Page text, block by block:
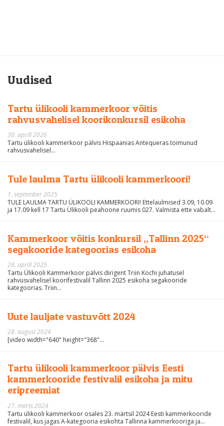
Uudised
Tartu ülikooli kammerkoor võitis
rahvusvahelisel koorikonkursil esikoha
30. aprill 2026
Tartu ülikooli kammerkoor pälvis Hispaanias Antequeras toimunud
rahvusvahelisel...
Tule laulma Tartu ülikooli kammerkoori!
1. september 2025
TULE LAULMA TARTU ÜLIKOOLI KAMMERKOORI! Ettelaulmised 3.09, 10.09
ja 17.09 kell 17 Tartu Ülikooli peahoone ruumis 027. Valmista ette vabalt...
Kammerkoor võitis konkursil „Tallinn 2025“
segakooride kategoorias esikoha
28. aprill 2025
Tartu Ülikooli Kammerkoor pälvis dirigent Triin Kochi juhatusel
rahvusvahelisel koorifestivalil Tallinn 2025 esikoha segakooride
kategoorias. Triin...
Uute lauljate vastuvõtt 2024
28. august 2024
[video width="640" height="368"...
Tartu ülikooli kammerkoor pälvis Eesti
kammerkooride festivalil esikoha ja mitu
eripreemiat
27. märts 2024
Tartu ülikooli kammerkoor osales 23. märtsil 2024 Eesti kammerkooride
festivalil, kus jagas A-kategooria esikohta Tallinna kammerkooriga ja...